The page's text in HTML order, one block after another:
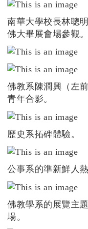
南華大學校長林聰
佛大畢展會場參觀。
佛教系陳潤興（左
青年合影。
歷史系拓碑體驗。
公事系的準新鮮人
佛教學系的展覽主
場。